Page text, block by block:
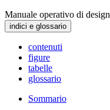
Manuale operativo di design
indici e glossario
contenuti
figure
tabelle
glossario
Sommario